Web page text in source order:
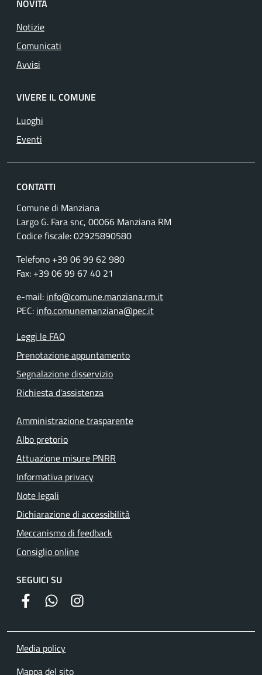
NOVITÀ
Notizie
Comunicati
Avvisi
VIVERE IL COMUNE
Luoghi
Eventi
CONTATTI
Comune di Manziana
Largo G. Fara snc, 00066 Manziana RM
Codice fiscale:02925890580
Telefono +39 06 99 62 980
Fax: +39 06 99 67 40 21
e-mail: info@comune.manziana.rm.it
PEC: info.comunemanziana@pec.it
Leggi le FAQ
Prenotazione appuntamento
Segnalazione disservizio
Richiesta d'assistenza
Amministrazione trasparente
Albo pretorio
Attuazione misure PNRR
Informativa privacy
Note legali
Dichiarazione di accessibilità
Meccanismo di feedback
Consiglio online
SEGUICI SU
facebook whatsapp
Media policy
Mappa del sito